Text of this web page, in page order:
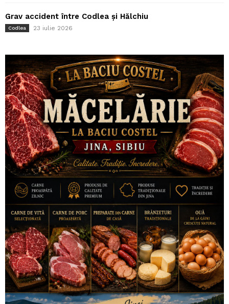
Grav accident între Codlea și Hălchiu
Codlea 23 iulie 2026